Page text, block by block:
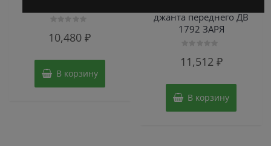
010,480₽
В корзину
джанта переднего ДВ
1792 ЗАРЯ
011,512 ₽
В корзину